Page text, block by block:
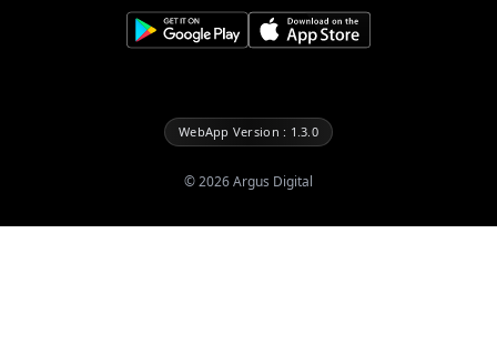
WebApp Version : 1.3.0
©2026Argus Digital